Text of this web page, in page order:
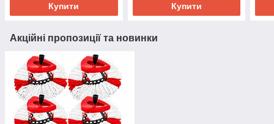
Купити Купити
Акційні пропозиції та новинки